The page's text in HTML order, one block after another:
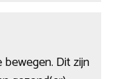
Dit zijn